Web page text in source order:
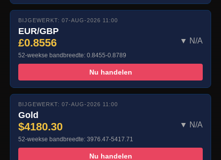
BIJGEWERKT: 07-AUG-2026 11:00
EUR/GBP
£0.8556 ▼ N/A
52-weekse bandbreedte: 0.8455-0.8789
Nu handelen
BIJGEWERKT: 07-AUG-2026 11:00
Gold
$4180.30 ▼ N/A
52-weekse bandbreedte: 3976.47-5417.71
Nu handelen